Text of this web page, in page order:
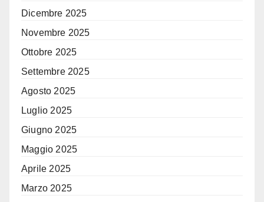
Dicembre 2025
Novembre 2025
Ottobre 2025
Settembre 2025
Agosto 2025
Luglio 2025
Giugno 2025
Maggio 2025
Aprile 2025
Marzo 2025